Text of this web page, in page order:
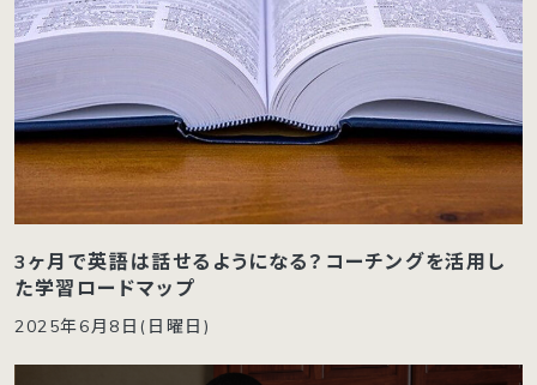
3ヶ月で英語は話せるようになる？コーチングを活用し
た学習ロードマップ
2025年6月8日(日曜日)